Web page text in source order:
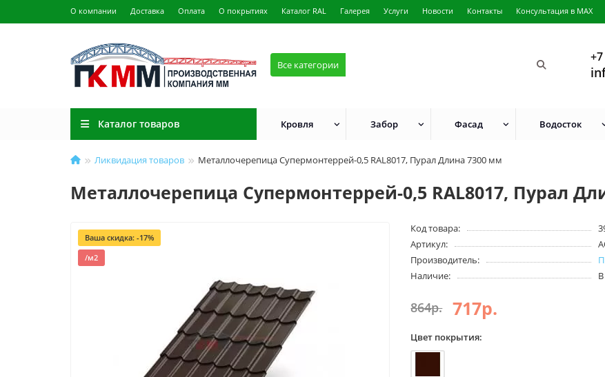
О компании Доставка Оплата О покрытиях Каталог RAL Галерея Услуги Новости Контакты Консультация в MAX
Все категории
Каталог товаров Кровля Забор Фасад Водосток
Ликвидация товаров Металлочерепица Супермонтеррей-0,5 RAL8017, Пурал Длина 7300 мм
Металлочерепица Супермонтеррей-0,5 RAL8017, Пурал
Ваша скидка: -17%
/м2
Код товара:
Артикул:
Производитель:
Наличие:
864р. 717р.
Цвет покрытия: